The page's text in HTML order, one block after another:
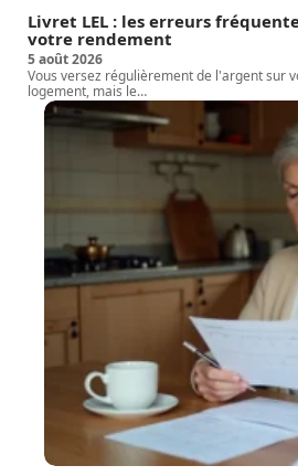
Livret LEL : les erreurs
votre rendement
5 août 2026
Vous versez régulièrement de l'argent sur
logement, mais le…